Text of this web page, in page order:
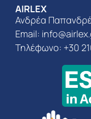
AIRLEX
Ανδρέα
Email:
Τηλέφωνο: +30